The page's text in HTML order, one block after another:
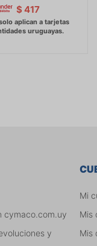
$ 417
cymaco.com.uy
y
Mi
Mis
Mis